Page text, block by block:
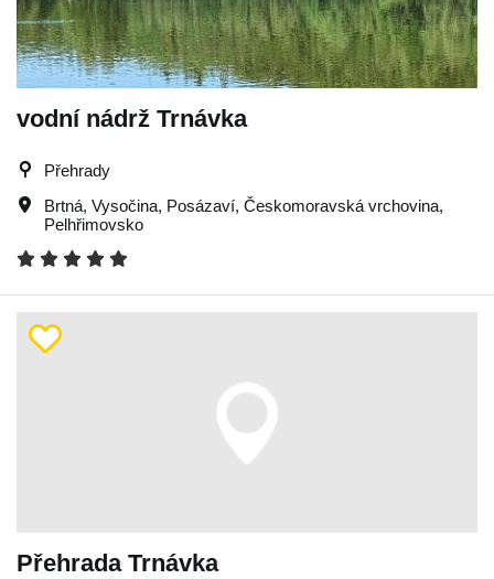
vodní nádrž Trnávka
Přehrady
Brtná, Vysočina, Posázaví, Českomoravská vrchovina,
Pelhřimovsko
Přehrada Trnávka